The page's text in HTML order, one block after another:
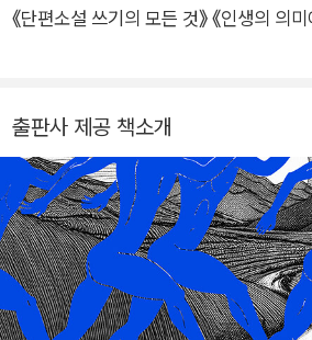
《단편소설 쓰기의 모든 것》 《인생의 의
출판사 제공 책소개